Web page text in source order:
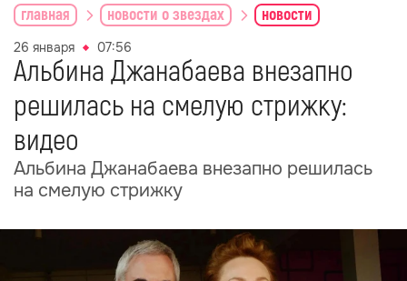
главная новости о звездах новости
26 января 07:56
Альбина Джанабаева внезапно
решилась на смелую стрижку:
видео
Альбина Джанабаева внезапно решилась
на смелую стрижку